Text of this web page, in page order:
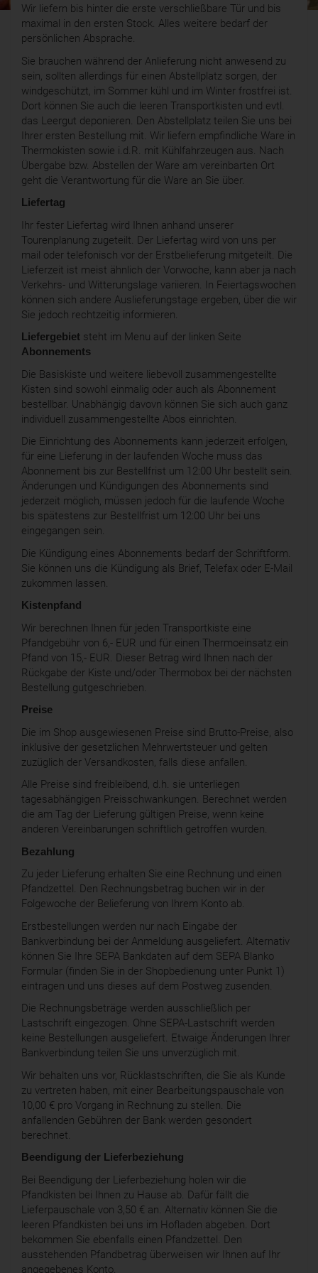
Wir liefern bis hinter die erste verschließbare Tür und bis
maximal in den ersten Stock. Alles weitere bedarf der
persönlichen Absprache.
Sie brauchen während der Anlieferung nicht anwesend zu
sein, sollten allerdings für einen Abstellplatz sorgen, der
windgeschützt, im Sommer kühl und im Winter frostfrei ist.
Dort können Sie auch die leeren Transportkisten und evtl.
das Leergut deponieren. Den Abstellplatz teilen Sie uns bei
Ihrer ersten Bestellung mit. Wir liefern empfindliche Ware in
Thermokisten sowie i.d.R. mit Kühlfahrzeugen aus. Nach
Übergabe bzw. Abstellen der Ware am vereinbarten Ort
geht die Verantwortung für die Ware an Sie über.
Liefertag
Ihr fester Liefertag wird Ihnen anhand unserer
Tourenplanung zugeteilt. Der Liefertag wird von uns per
mail oder telefonisch vor der Erstbelieferung mitgeteilt. Die
Lieferzeit ist meist ähnlich der Vorwoche, kann aber ja nach
Verkehrs- und Witterungslage variieren. In Feiertagswochen
können sich andere Auslieferungstage ergeben, über die wir
Sie jedoch rechtzeitig informieren.
Liefergebiet steht im Menu auf der linken Seite
Abonnements
Die Basiskiste und weitere liebevoll zusammengestellte
Kisten sind sowohl einmalig oder auch als Abonnement
bestellbar. Unabhängig davovn können Sie sich auch ganz
individuell zusammengestellte Abos einrichten.
Die Einrichtung des Abonnements kann jederzeit erfolgen,
für eine Lieferung in der laufenden Woche muss das
Abonnement bis zur Bestellfrist um 12:00 Uhr bestellt sein.
Änderungen und Kündigungen des Abonnements sind
jederzeit möglich, müssen jedoch für die laufende Woche
bis spätestens zur Bestellfrist um 12:00 Uhr bei uns
eingegangen sein.
Die Kündigung eines Abonnements bedarf der Schriftform.
Sie können uns die Kündigung als Brief, Telefax oder E-Mail
zukommen lassen.
Kistenpfand
Wir berechnen Ihnen für jeden Transportkiste eine
Pfandgebühr von 6,- EUR und für einen Thermoeinsatz ein
Pfand von 15,- EUR. Dieser Betrag wird Ihnen nach der
Rückgabe der Kiste und/oder Thermobox bei der nächsten
Bestellung gutgeschrieben.
Preise
Die im Shop ausgewiesenen Preise sind Brutto-Preise, also
inklusive der gesetzlichen Mehrwertsteuer und gelten
zuzüglich der Versandkosten, falls diese anfallen.
Alle Preise sind freibleibend, d.h. sie unterliegen
tagesabhängigen Preisschwankungen. Berechnet werden
die am Tag der Lieferung gültigen Preise, wenn keine
anderen Vereinbarungen schriftlich getroffen wurden.
Bezahlung
Zu jeder Lieferung erhalten Sie eine Rechnung und einen
Pfandzettel. Den Rechnungsbetrag buchen wir in der
Folgewoche der Belieferung von Ihrem Konto ab.
Erstbestellungen werden nur nach Eingabe der
Bankverbindung bei der Anmeldung ausgeliefert. Alternativ
können Sie Ihre SEPA Bankdaten auf dem SEPA Blanko
Formular (finden Sie in der Shopbedienung unter Punkt 1)
eintragen und uns dieses auf dem Postweg zusenden.
Die Rechnungsbeträge werden ausschließlich per
Lastschrift eingezogen. Ohne SEPA-Lastschrift werden
keine Bestellungen ausgeliefert. Etwaige Änderungen Ihrer
Bankverbindung teilen Sie uns unverzüglich mit.
Wir behalten uns vor, Rücklastschriften, die Sie als Kunde
zu vertreten haben, mit einer Bearbeitungspauschale von
10,00 € pro Vorgang in Rechnung zu stellen. Die
anfallenden Gebühren der Bank werden gesondert
berechnet.
Beendigung der Lieferbeziehung
Bei Beendigung der Lieferbeziehung holen wir die
Pfandkisten bei Ihnen zu Hause ab. Dafür fällt die
Lieferpauschale von 3,50 € an. Alternativ können Sie die
leeren Pfandkisten bei uns im Hofladen abgeben. Dort
bekommen Sie ebenfalls einen Pfandzettel. Den
ausstehenden Pfandbetrag überweisen wir Ihnen auf Ihr
angegebenes Konto.